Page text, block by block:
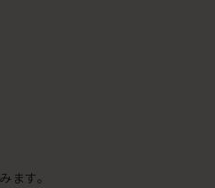
ます。